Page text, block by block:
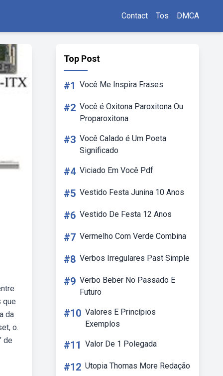
Contact Tos DMCA
que
da
o.
de
Top Post
#1 Você Me Inspira Frases
#2 Você é Oxitona Paroxitona Ou
Proparoxitona
#3 Você Calado é Um Poeta
Significado
#4 Viciado Em Você Pdf
#5 Vestido Festa Junina 10 Anos
#6 Vestido De Festa 12 Anos
#7 Vermelho Com Verde Combina
#8 Verbos Irregulares Past Simple
#9 Verbo Beber No Passado E
Futuro
#10 Valores E Princípios
Exemplos
#11 Valor De 1 Polegada
#12 Utopia Thomas More Redação